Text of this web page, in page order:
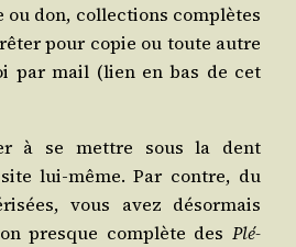
ou don, col­lec­tions com­plètes
pour copie ou toute autre
par mail (lien en bas de cet
à se mettre sous la dent
lui-même. Par contre, du
vous avez désor­mais
presque com­plète des Plé­